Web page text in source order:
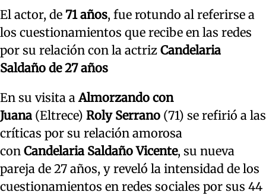
El actor, de 71 años, fue rotundo al referirse a
los cuestionamientos que recibe en las redes
por su relación con la actriz Candelaria
Saldaño de 27 años
En su visita aAlmorzando con
Juana (Eltrece) Roly Serrano (71) se refirió a las
críticas por su relación amorosa
con Candelaria Saldaño Vicente, su nueva
pareja de 27 años, y reveló la intensidad de los
cuestionamientos en redes sociales por sus 44